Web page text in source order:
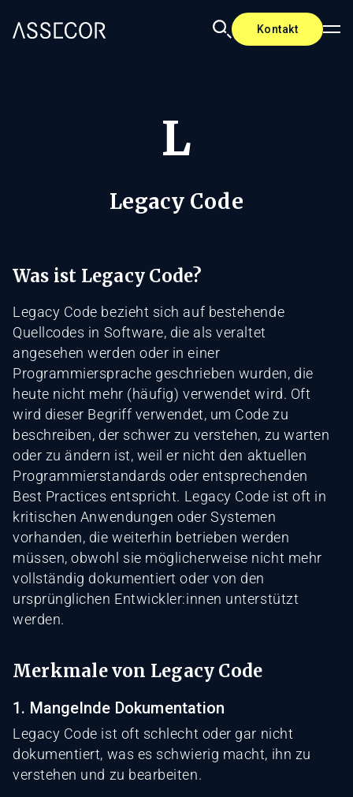
Kontakt
L
Legacy Code
Was ist Legacy Code?
Legacy Code bezieht sich auf bestehende
Quellcodes in Software, die als veraltet
angesehen werden oder in einer
Programmiersprache geschrieben wurden, die
heute nicht mehr (häufig) verwendet wird. Oft
wird dieser Begriff verwendet, um Code zu
beschreiben, der schwer zu verstehen, zu warten
oder zu ändern ist, weil er nicht den aktuellen
Programmierstandards oder entsprechenden
Best Practices entspricht. Legacy Code ist oft in
kritischen Anwendungen oder Systemen
vorhanden, die weiterhin betrieben werden
müssen, obwohl sie möglicherweise nicht mehr
vollständig dokumentiert oder von den
ursprünglichen Entwickler:innen unterstützt
werden.
Merkmale von Legacy Code
1. Mangelnde Dokumentation
Legacy Code ist oft schlecht oder gar nicht
dokumentiert, was es schwierig macht, ihn zu
verstehen und zu bearbeiten.